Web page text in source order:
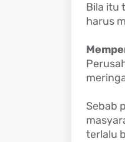
Bila itu
harus
Sebab
terlalu